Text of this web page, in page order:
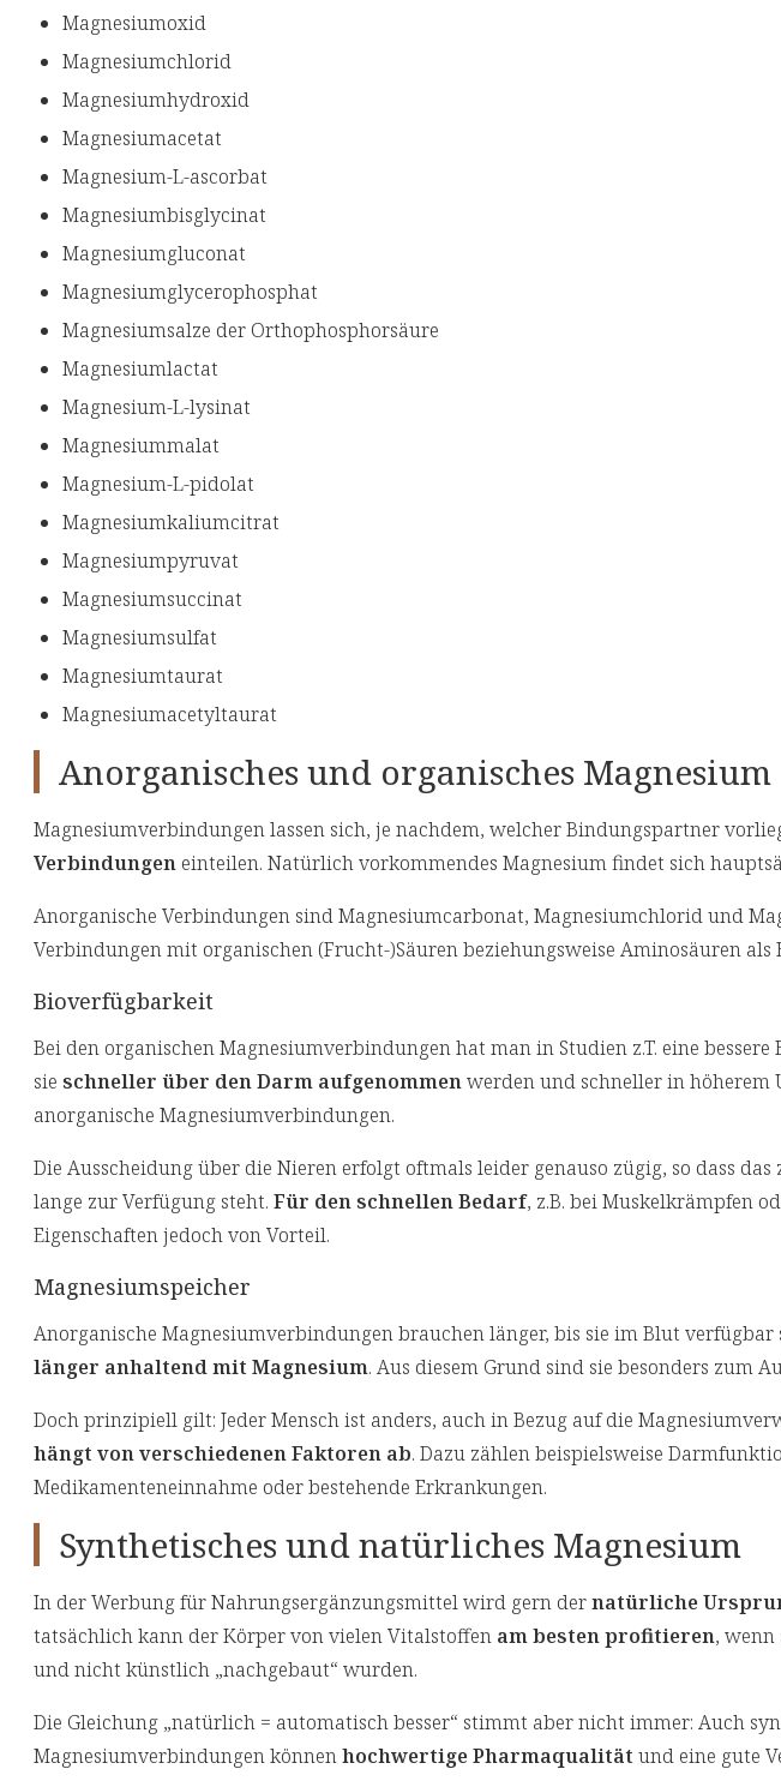
Magnesiumoxid
Magnesiumchlorid
Magnesiumhydroxid
Magnesiumacetat
Magnesium-L-ascorbat
Magnesiumbisglycinat
Magnesiumgluconat
Magnesiumglycerophosphat
Magnesiumsalze der Orthophosphorsäure
Magnesiumlactat
Magnesium-L-lysinat
Magnesiummalat
Magnesium-L-pidolat
Magnesiumkaliumcitrat
Magnesiumpyruvat
Magnesiumsuccinat
Magnesiumsulfat
Magnesiumtaurat
Magnesiumacetyltaurat
Anorganisches und organisches Magnesium
Magnesiumverbindungen lassen sich, je nachdem, welcher Bindungspartner
Verbindungen einteilen. Natürlich vorkommendes Magnesium findet sich
Anorganische Verbindungen sind Magnesiumcarbonat, Magnesiumchlorid und
Verbindungen mit organischen (Frucht-)Säuren beziehungsweise Aminosäuren als
Bioverfügbarkeit
Bei den organischen Magnesiumverbindungen hat man in Studien z.T. eine
sie schneller über den Darm aufgenommenwerden und schneller in
anorganische Magnesiumverbindungen.
Die Ausscheidung über die Nieren erfolgt oftmals leider genauso zügig, so dass
lange zur Verfügung steht. Für den schnellen Bedarf, z.B. bei Muskelkrämpfen
Eigenschaften jedoch von Vorteil.
Magnesiumspeicher
Anorganische Magnesiumverbindungen brauchen länger, bis sie im Blut
länger anhaltend mit Magnesium. Aus diesem Grund sind sie besonders zum
Doch prinzipiell gilt: Jeder Mensch ist anders, auch in Bezug auf die
hängt von verschiedenen Faktoren ab. Dazu zählen beispielsweise
Medikamenteneinnahme oder bestehende Erkrankungen.
Synthetisches und natürliches Magnesium
In der Werbung für Nahrungsergänzungsmittel wird gern dernatürliche
tatsächlich kann der Körper von vielen Vitalstoffen am besten profitieren,
und nicht künstlich „nachgebaut“ wurden.
Die Gleichung „natürlich = automatisch besser“ stimmt aber nicht immer: Auch
Magnesiumverbindungen könnenhochwertige Pharmaqualität und eine gute